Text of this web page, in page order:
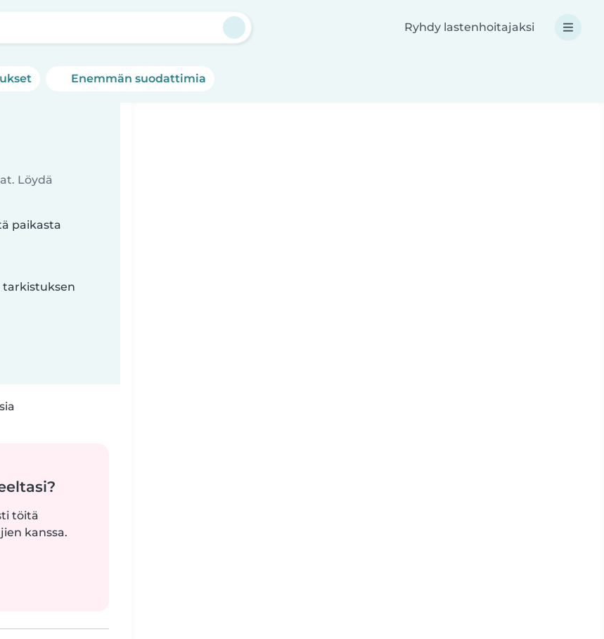
Ryhdy lastenhoitajaksi
Enemmän suodattimia
Löydä
paikasta
tarkistuksen
töitä
kanssa.